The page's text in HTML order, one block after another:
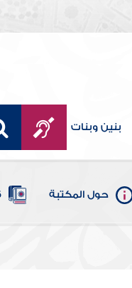
بنين وبنات
حول المكتبة